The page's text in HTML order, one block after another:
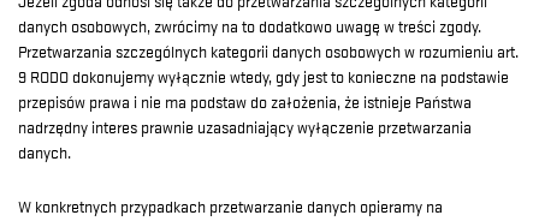
danych osobowych, zwrócimy na to dodatkowo uwagę w treści zgody.
Przetwarzania szczególnych kategorii danych osobowych w rozumieniu art.
9 RODO dokonujemy wyłącznie wtedy, gdy jest to konieczne na podstawie
przepisów prawa i nie ma podstaw do założenia, że istnieje Państwa
nadrzędny interes prawnie uzasadniający wyłączenie przetwarzania
danych.
W konkretnych przypadkach przetwarzanie danych opieramy na